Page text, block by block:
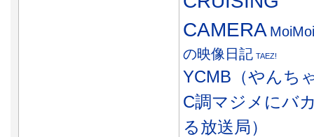
CAMERA
の映像日記 TAEZ!
YCMB（やんち
C調マジメにバ
る放送局）